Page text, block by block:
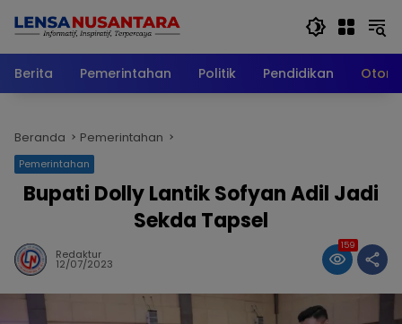
Berita
Pemerintahan Politik Pendidikan
Beranda Pemerintahan
Pemerintahan
Bupati Dolly Lantik Sofyan Adil Jadi
Sekda Tapsel
Redaktur
12/07/2023
159